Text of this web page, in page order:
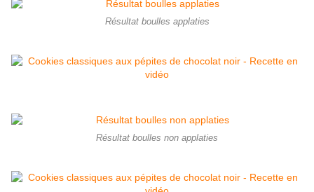
Résultat boulles applaties
Résultat boulles non applaties